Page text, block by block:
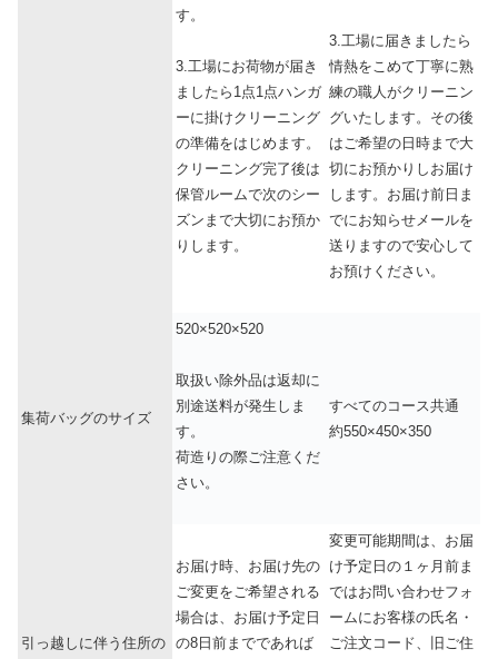
す。
3.工場にお荷物が届き
ましたら1点1点ハンガ
ーに掛けクリーニング
の準備をはじめます。
クリーニング完了後は
保管ルームで次のシー
ズンまで大切にお預か
りします。
3.工場に届きましたら
情熱をこめて丁寧に熟
練の職人がクリーニン
グいたします。その後
はご希望の日時まで大
切にお預かりしお届け
します。お届け前日ま
でにお知らせメールを
送りますので安心して
お預けください。
集荷バッグのサイズ
520×520×520
取扱い除外品は返却に
別途送料が発生しま
す。
荷造りの際ご注意くだ
さい。
すべてのコース共通
約550×450×350
引っ越しに伴う住所の
お届け時、お届け先の
ご変更をご希望される
場合は、お届け予定日
の8日前までであれば
変更可能期間は、お届
け予定日の１ヶ月前ま
ではお問い合わせフォ
ームにお客様の氏名・
ご注文コード、旧ご住